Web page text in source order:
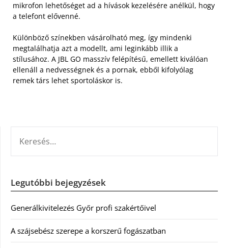
mikrofon lehetőséget ad a hívások kezelésére anélkül, hogy
a telefont elővenné.
Különböző színekben vásárolható meg, így mindenki
megtalálhatja azt a modellt, ami leginkább illik a
stílusához. A JBL GO masszív felépítésű, emellett kiválóan
ellenáll a nedvességnek és a pornak, ebből kifolyólag
remek társ lehet sportoláskor is.
Legutóbbi bejegyzések
Generálkivitelezés Győr profi szakértőivel
A szájsebész szerepe a korszerű fogászatban